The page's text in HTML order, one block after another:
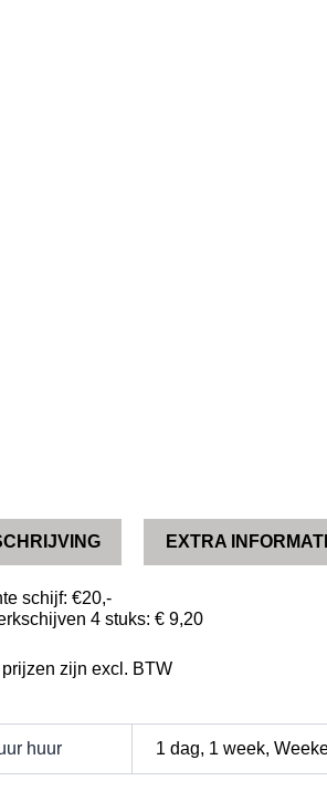
EXTRA
schijf: €20,-
4 stuks: € 9,20
zijn excl. BTW
huur 1 dag, 1 week,